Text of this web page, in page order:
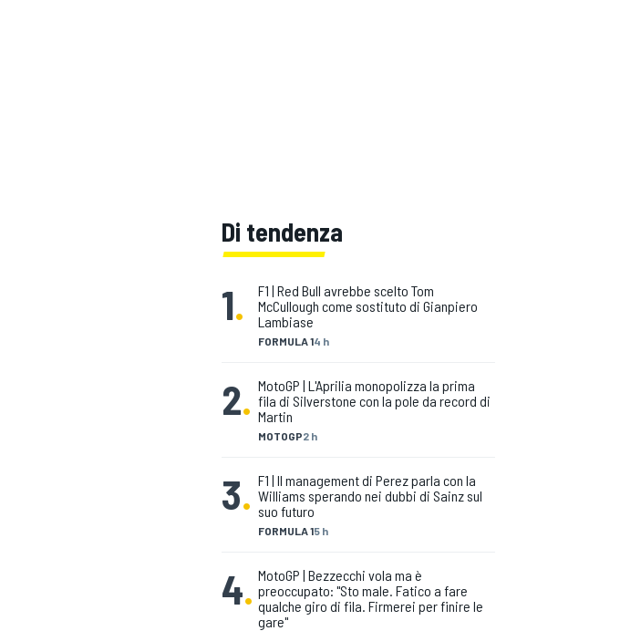
Di tendenza
1.
FORMULA 14 h
F1 | Red Bull avrebbe scelto Tom
McCullough come sostituto di Gianpiero
Lambiase
2.
MOTOGP2 h
MotoGP | L'Aprilia monopolizza la prima
fila di Silverstone con la pole da record di
Martin
3.
FORMULA 15 h
F1 | Il management di Perez parla con la
Williams sperando nei dubbi di Sainz sul
suo futuro
4. MotoGP | Bezzecchi vola ma è
preoccupato: "Sto male. Fatico a fare
qualche giro di fila. Firmerei per finire le
gare"